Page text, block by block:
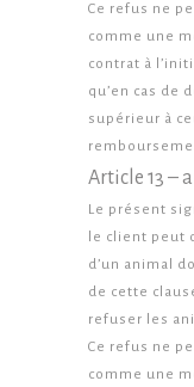
Ce refus ne
comme une
contrat à
qu’en cas de
supérieur à
Article 13 –
Le présent
le client peut
d’un animal
de cette
refuser les
Ce refus ne
comme une